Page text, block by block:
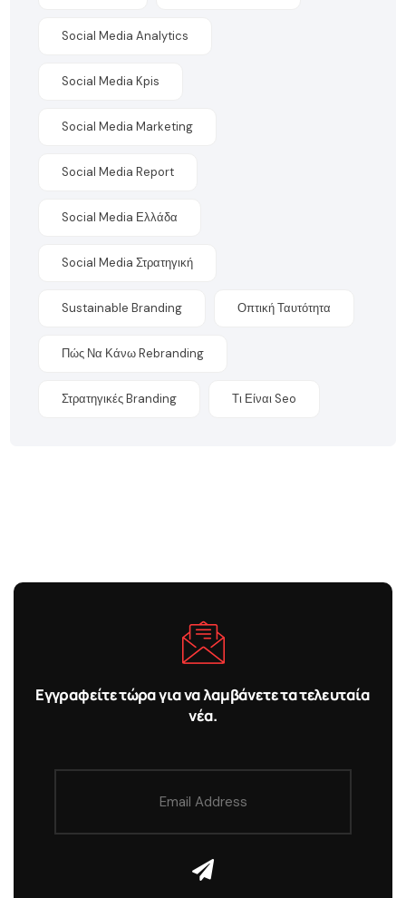
Social Media Analytics
Social Media Kpis
Social Media Marketing
Social Media Report
Social Media Ελλάδα
Social Media Στρατηγική
Sustainable Branding Οπτική Ταυτότητα
Πώς Να Κάνω Rebranding
Στρατηγικές Branding Τι Είναι Seo
Εγγραφείτε τώρα για να λαμβάνετε τα τελευταία
νέα.